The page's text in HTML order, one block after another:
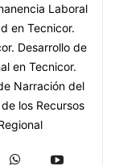
Laboral
en Tecnicor.
Desarrollo de
en Tecnicor.
Narración del
los Recursos